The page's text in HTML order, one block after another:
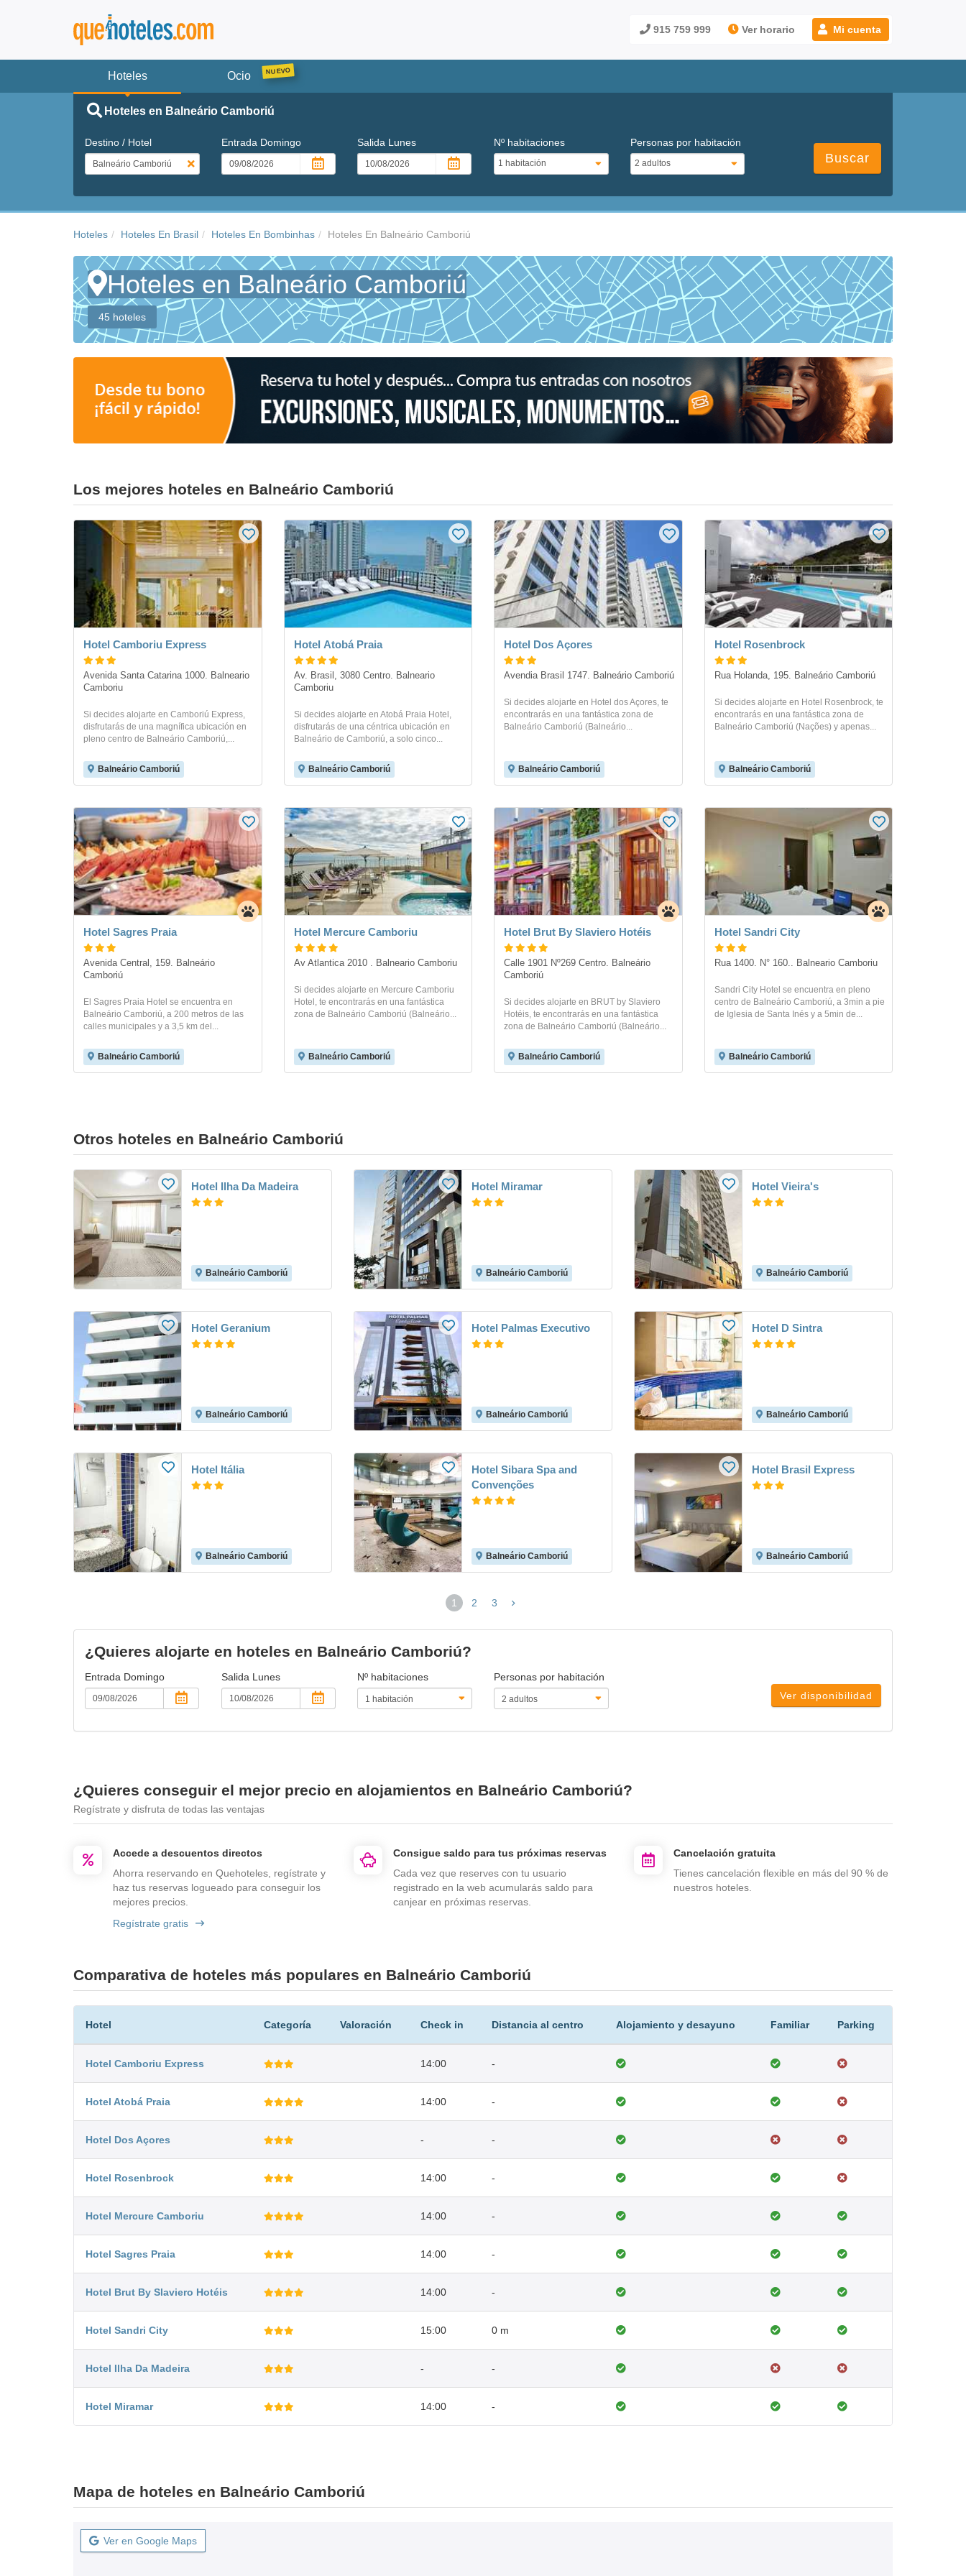
915 759 999 Ver horario Mi cuenta
Hoteles Ocio
Hoteles en Balneário Camboriú
Destino / Hotel Entrada Domingo Salida Lunes Nº habitaciones Personas por habitación
Buscar
Hoteles Hoteles En Brasil Hoteles En Bombinhas Hoteles En Balneário Camboriú
Hoteles en Balneário Camboriú
45 hoteles
Los mejores hoteles en Balneário Camboriú
Hotel Camboriu Express
Avenida Santa Catarina 1000. Balneario
Camboriu
Si decides alojarte en Camboriú Express,
disfrutarás de una magnífica ubicación en
pleno centro de Balneário Camboriú,...
Balneário Camboriú
Hotel Atobá Praia
Av. Brasil, 3080 Centro. Balneario
Camboriu
Si decides alojarte en Atobá Praia Hotel,
disfrutarás de una céntrica ubicación en
Balneário de Camboriú, a solo cinco...
Balneário Camboriú
Hotel Dos Açores
Avendia Brasil 1747. Balneário Camboriú
Si decides alojarte en Hotel dos Açores, te
encontrarás en una fantástica zona de
Balneário Camboriú (Balneário...
Balneário Camboriú
Hotel Rosenbrock
Rua Holanda, 195. Balneário Camboriú
Si decides alojarte en Hotel Rosenbrock, te
encontrarás en una fantástica zona de
Balneário Camboriú (Nações) y apenas...
Balneário Camboriú
Hotel Sagres Praia
Avenida Central, 159. Balneário
Camboriú
El Sagres Praia Hotel se encuentra en
Balneário Camboriú, a 200 metros de las
calles municipales y a 3,5 km del...
Balneário Camboriú
Hotel Mercure Camboriu
Av Atlantica 2010 . Balneario Camboriu
Si decides alojarte en Mercure Camboriu
Hotel, te encontrarás en una fantástica
zona de Balneário Camboriú (Balneário...
Balneário Camboriú
Hotel Brut By Slaviero Hotéis
Calle 1901 Nº269 Centro. Balneário
Camboriú
Si decides alojarte en BRUT by Slaviero
Hotéis, te encontrarás en una fantástica
zona de Balneário Camboriú (Balneário...
Balneário Camboriú
Hotel Sandri City
Rua 1400. N° 160.. Balneario Camboriu
Sandri City Hotel se encuentra en pleno
centro de Balneário Camboriú, a 3min a pie
de Iglesia de Santa Inés y a 5min de...
Balneário Camboriú
Otros hoteles en Balneário Camboriú
Hotel Ilha Da Madeira
Balneário Camboriú
Hotel Miramar
Balneário Camboriú
Hotel Vieira's
Balneário Camboriú
Hotel Geranium
Balneário Camboriú
Hotel Palmas Executivo
Balneário Camboriú
Hotel D Sintra
Balneário Camboriú
Hotel Itália
Balneário Camboriú
Hotel Sibara Spa and
Convenções
Balneário Camboriú
Hotel Brasil Express
Balneário Camboriú
1
(página
2 3
¿Quieres alojarte en hoteles en Balneário Camboriú?
Entrada Domingo Salida Lunes Nº habitaciones
Personas por habitación
Ver disponibilidad
¿Quieres conseguir el mejor precio en alojamientos en Balneário Camboriú?
Regístrate y disfruta de todas las ventajas
Accede a descuentos directos
Ahorra reservando en Quehoteles, regístrate y
haz tus reservas logueado para conseguir los
mejores precios.
Regístrate gratis
Consigue saldo para tus próximas reservas
Cada vez que reserves con tu usuario
registrado en la web acumularás saldo para
canjear en próximas reservas.
Cancelación gratuita
Tienes cancelación flexible en más del 90 % de
nuestros hoteles.
Comparativa de hoteles más populares en Balneário Camboriú
Hotel Categoría Valoración Check in Distancia al centro Alojamiento y desayuno Familiar Parking
Hotel Camboriu Express 14:00 -
Hotel Atobá Praia 14:00 -
Hotel Dos Açores - -
Hotel Rosenbrock 14:00 -
Hotel Mercure Camboriu 14:00 -
Hotel Sagres Praia 14:00 -
Hotel Brut By Slaviero Hotéis 14:00 -
Hotel Sandri City 15:00 0 m
Hotel Ilha Da Madeira - -
Hotel Miramar 14:00 -
Mapa de hoteles en Balneário Camboriú
Ver en Google Maps